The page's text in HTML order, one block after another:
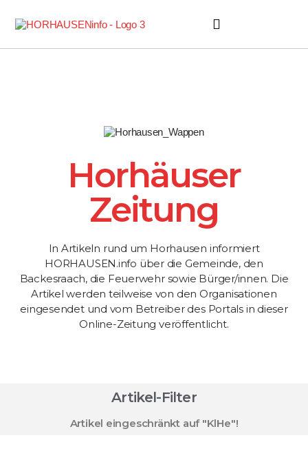
Horhäuser
Zeitung
In Artikeln rund um Horhausen informiert
HORHAUSEN.info über die Gemeinde, den
Backesraach, die Feuerwehr sowie Bürger/innen. Die
Artikel werden teilweise von den Organisationen
eingesendet und vom Betreiber des Portals in dieser
Online-Zeitung veröffentlicht.
Artikel-Filter
Artikel eingeschränkt auf "KlHe"!